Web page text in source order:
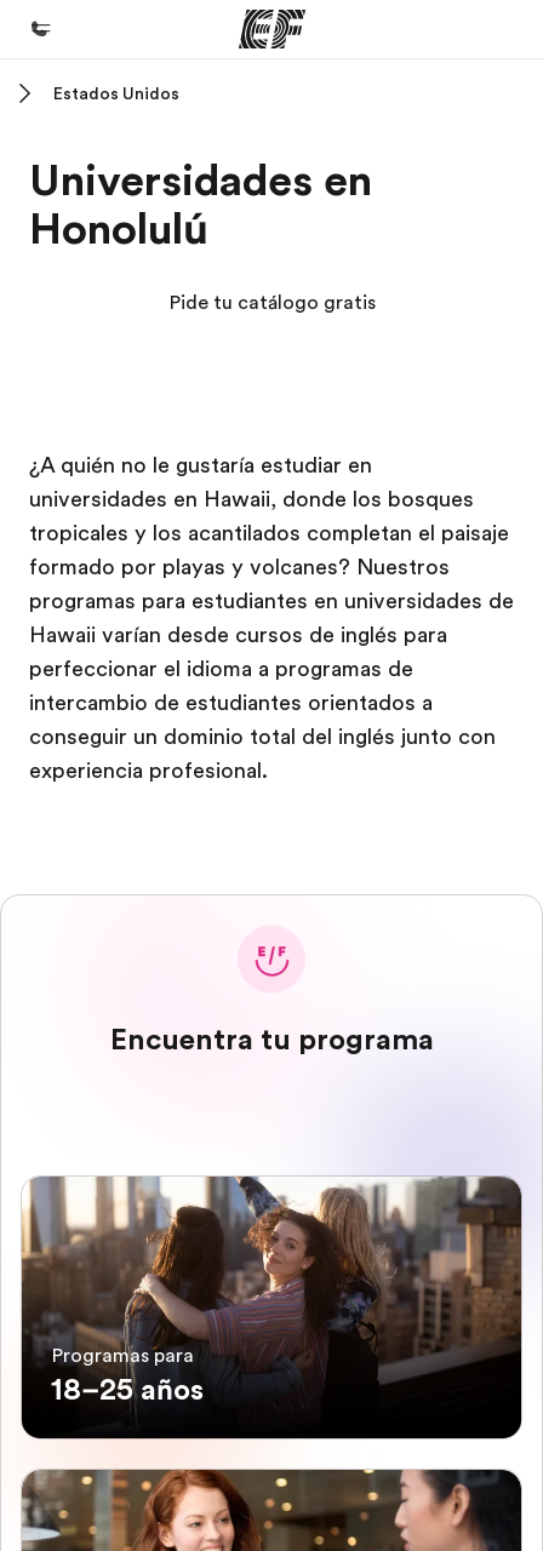
Programas
Ver todo lo que hacemos
Trabajos
Únete al equipo
Estados Unidos
Universidades en
Honolulú
Pide tu catálogo gratis
¿A quién no le gustaría estudiar en
universidades en Hawaii, donde los bosques
tropicales y los acantilados completan el paisaje
formado por playas y volcanes? Nuestros
programas para estudiantes en universidades de
Hawaii varían desde cursos de inglés para
perfeccionar el idioma a programas de
intercambio de estudiantes orientados a
conseguir un dominio total del inglés junto con
experiencia profesional.
Encuentra tu programa
Programas para
18–25 años